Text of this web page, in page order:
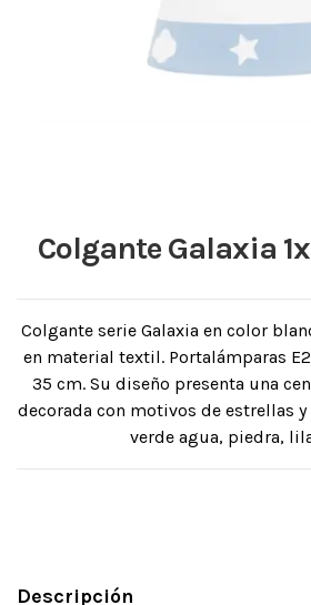
Colgante Galaxia
Colgante serie Galaxia en color
en material textil. Portalámparas
35 cm. Su diseño presenta una
decorada con motivos de estrellas
verde agua, piedra,
Descripción